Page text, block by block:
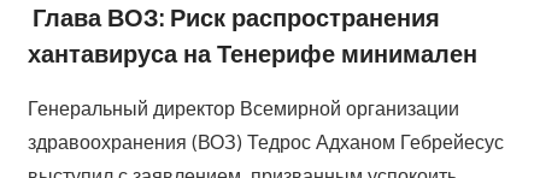
Глава ВОЗ: Риск распространения
хантавируса на Тенерифе минимален
Генеральный директор Всемирной организации
здравоохранения (ВОЗ) Тедрос Адханом Гебрейесус